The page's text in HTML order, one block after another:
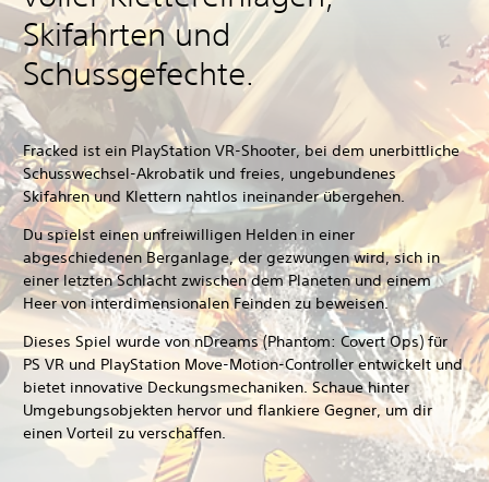
Skifahrten und
Schussgefechte.
Fracked ist ein PlayStation VR-Shooter, bei dem unerbittliche
Schusswechsel-Akrobatik und freies, ungebundenes
Skifahren und Klettern nahtlos ineinander übergehen.
Du spielst einen unfreiwilligen Helden in einer
abgeschiedenen Berganlage, der gezwungen wird, sich in
einer letzten Schlacht zwischen dem Planeten und einem
Heer von interdimensionalen Feinden zu beweisen.
Dieses Spiel wurde von nDreams (Phantom: Covert Ops) für
PS VR und PlayStation Move-Motion-Controller entwickelt und
bietet innovative Deckungsmechaniken. Schaue hinter
Umgebungsobjekten hervor und flankiere Gegner, um dir
einen Vorteil zu verschaffen.